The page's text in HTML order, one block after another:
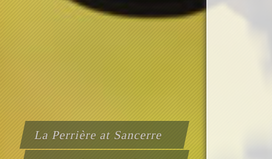
La Perrière at Sancerre